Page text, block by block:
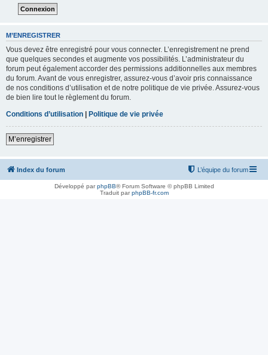
M’ENREGISTRER
Vous devez être enregistré pour vous connecter. L’enregistrement ne prend
que quelques secondes et augmente vos possibilités. L’administrateur du
forum peut également accorder des permissions additionnelles aux membres
du forum. Avant de vous enregistrer, assurez-vous d’avoir pris connaissance
de nos conditions d’utilisation et de notre politique de vie privée. Assurez-vous
de bien lire tout le règlement du forum.
Conditions d’utilisation | Politique de vie privée
M’enregistrer
Index du forum L’équipe du forum
Développé parphpBB® Forum Software © phpBB Limited
Traduit parphpBB-fr.com